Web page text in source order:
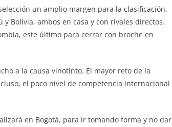
un amplio margen para la clasificación.
Bolivia, ambos en casa y con rivales directos.
este último para cerrar con broche en
a la causa vinotinto. El mayor reto de la
el poco nivel de competencia internacional
en Bogotá, para ir tomando forma y no dar